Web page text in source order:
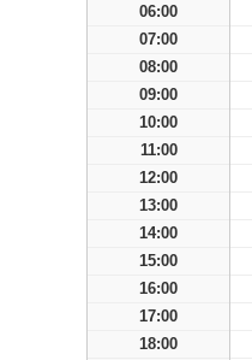
06:00
07:00
08:00
09:00
10:00
11:00
12:00
13:00
14:00
15:00
16:00
17:00
18:00